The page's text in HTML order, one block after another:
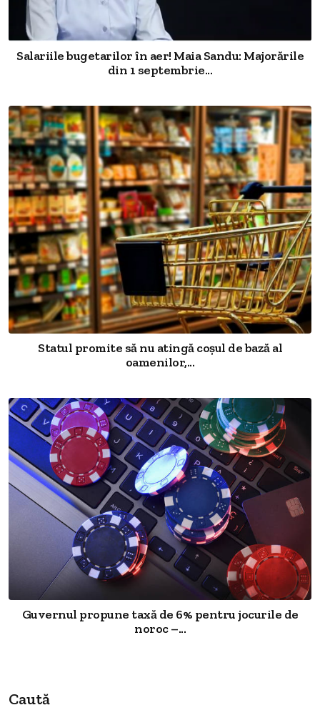
Salariile bugetarilor în aer! Maia Sandu: Majorările
din 1 septembrie...
Statul promite să nu atingă coșul de bază al
oamenilor,...
Guvernul propune taxă de 6% pentru jocurile de
noroc –...
Caută